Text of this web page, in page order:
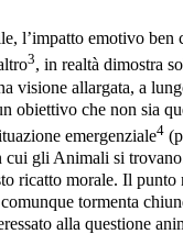
l’impatto emotivo ben
3, in realtà dimostra
visione allargata, a
obiettivo che non sia
emergenziale4
cui gli Animali si
ricatto morale. Il punto
tormenta
alla questione